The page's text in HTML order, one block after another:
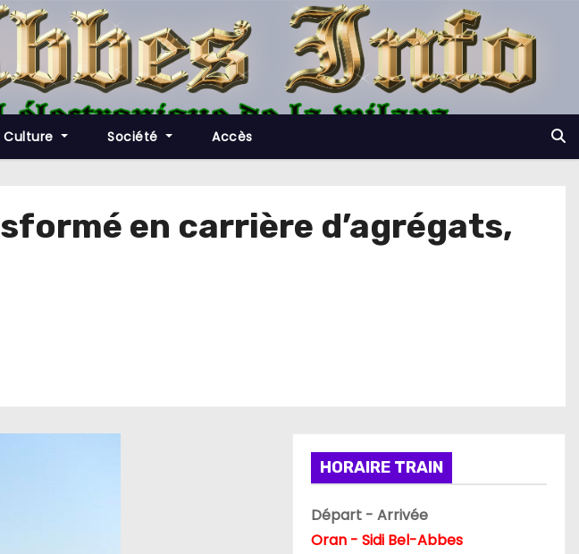
Culture Société Accès
en carrière d’agrégats,
HORAIRE TRAIN
Départ - Arrivée
Oran - Sidi Bel-Abbes